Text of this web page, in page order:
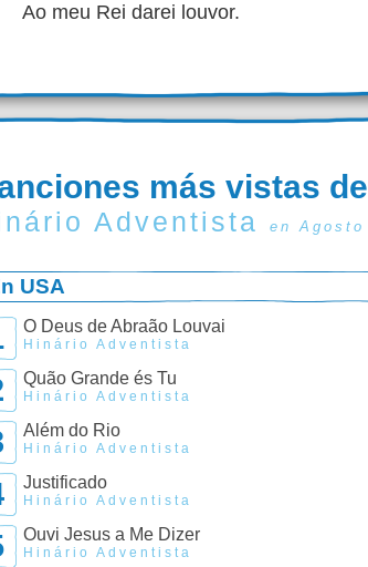
Ao meu Rei darei louvor.
más vistas de
Adventista en Agosto
USA
O Deus de Abraão Louvai
Hinário Adventista
Quão Grande és Tu
Hinário Adventista
Além do Rio
Hinário Adventista
Justificado
Hinário Adventista
Ouvi Jesus a Me Dizer
Hinário Adventista